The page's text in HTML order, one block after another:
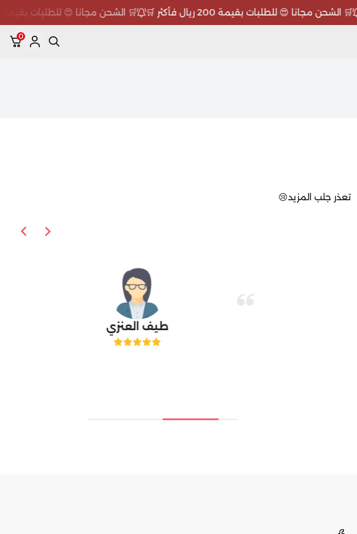
🛒 الشحن مجانا 😍 للطلبات بقيمة 200 ريال فأكثر 🛒 🛒 الشحن مجانا 😍 للطلبات بقيمة 200 ريال فأكثر 🛒
0
تعذر جلب المزيد😢
طيف العنزي